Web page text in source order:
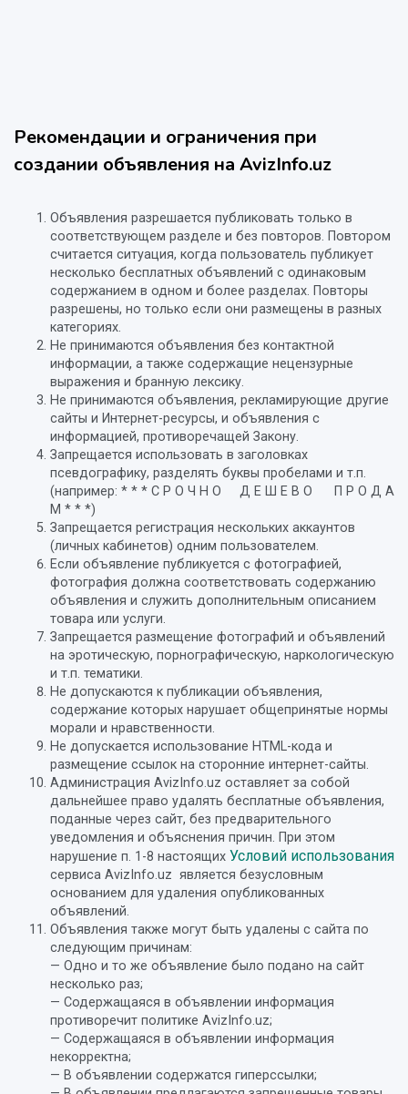
Рекомендации и ограничения при
создании объявления на AvizInfo.uz
Объявления разрешается публиковать только в
соответствующем разделе и без повторов. Повтором
считается ситуация, когда пользователь публикует
несколько бесплатных объявлений с одинаковым
содержанием в одном и более разделах. Повторы
разрешены, но только если они размещены в разных
категориях.
Не принимаются объявления без контактной
информации, а также содержащие нецензурные
выражения и бранную лексику.
Не принимаются объявления, рекламирующие другие
сайты и Интернет-ресурсы, и объявления с
информацией, противоречащей Закону.
Запрещается использовать в заголовках
псевдографику, разделять буквы пробелами и т.п.
(например: * * * С Р О Ч Н О Д Е Ш Е В О П Р О Д А
М * * *)
Запрещается регистрация нескольких аккаунтов
(личных кабинетов) одним пользователем.
Если объявление публикуется с фотографией,
фотография должна соответствовать содержанию
объявления и служить дополнительным описанием
товара или услуги.
Запрещается размещение фотографий и объявлений
на эротическую, порнографическую, наркологическую
и т.п. тематики.
Не допускаются к публикации объявления,
содержание которых нарушает общепринятые нормы
морали и нравственности.
Не допускается использование HTML-кода и
размещение ссылок на сторонние интернет-сайты.
Администрация AvizInfo.uz оставляет за собой
дальнейшее право удалять бесплатные объявления,
поданные через сайт, без предварительного
уведомления и объяснения причин. При этом
нарушение п. 1-8 настоящих Условий использования
сервиса AvizInfo.uz является безусловным
основанием для удаления опубликованных
объявлений.
Объявления также могут быть удалены с сайта по
следующим причинам:
— Одно и то же объявление было подано на сайт
несколько раз;
— Содержащаяся в объявлении информация
противоречит политике AvizInfo.uz;
— Содержащаяся в объявлении информация
некорректна;
— В объявлении содержатся гиперссылки;